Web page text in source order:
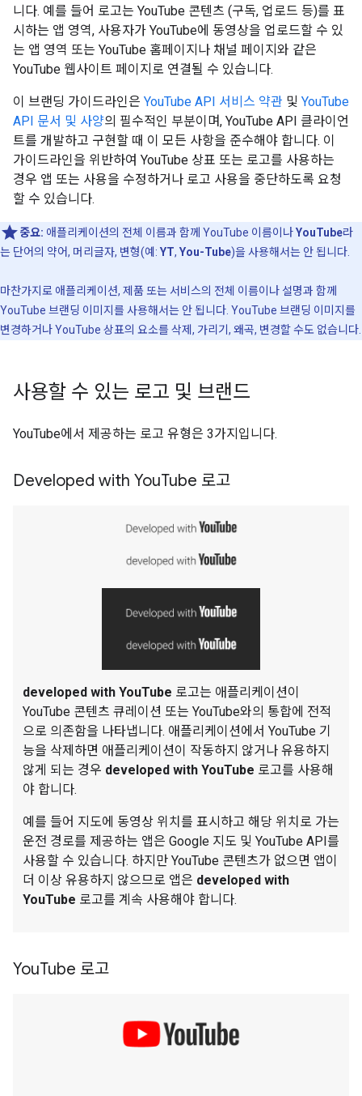
니다. 예를 들어 로고는 YouTube 콘텐츠 (구독, 업로드 등)를 표
시하는 앱 영역, 사용자가 YouTube에 동영상을 업로드할 수 있
는 앱 영역 또는 YouTube 홈페이지나 채널 페이지와 같은
YouTube 웹사이트 페이지로 연결될 수 있습니다.
이 브랜딩 가이드라인은 YouTube API 서비스 약관 및 YouTube
API 문서 및 사양의 필수적인 부분이며, YouTube API 클라이언
트를 개발하고 구현할 때 이 모든 사항을 준수해야 합니다. 이
가이드라인을 위반하여 YouTube 상표 또는 로고를 사용하는
경우 앱 또는 사용을 수정하거나 로고 사용을 중단하도록 요청
할 수 있습니다.
중요: 애플리케이션의 전체 이름과 함께 YouTube 이름이나YouTube라
는 단어의 약어, 머리글자, 변형(예: YT, You-Tube)을 사용해서는 안 됩니다.
마찬가지로 애플리케이션, 제품 또는 서비스의 전체 이름이나 설명과 함께
YouTube 브랜딩 이미지를 사용해서는 안 됩니다. YouTube 브랜딩 이미지를
변경하거나 YouTube 상표의 요소를 삭제, 가리기, 왜곡, 변경할 수도 없습니다.
사용할 수 있는 로고 및 브랜드
YouTube에서 제공하는 로고 유형은 3가지입니다.
Developed with YouTube 로고
developed with YouTube 로고는 애플리케이션이
YouTube 콘텐츠 큐레이션 또는 YouTube와의 통합에 전적
으로 의존함을 나타냅니다. 애플리케이션에서 YouTube 기
능을 삭제하면 애플리케이션이 작동하지 않거나 유용하지
않게 되는 경우 developed with YouTube 로고를 사용해
야 합니다.
예를 들어 지도에 동영상 위치를 표시하고 해당 위치로 가는
운전 경로를 제공하는 앱은 Google 지도 및 YouTube API를
사용할 수 있습니다. 하지만 YouTube 콘텐츠가 없으면 앱이
더 이상 유용하지 않으므로 앱은 developed with
YouTube 로고를 계속 사용해야 합니다.
YouTube 로고